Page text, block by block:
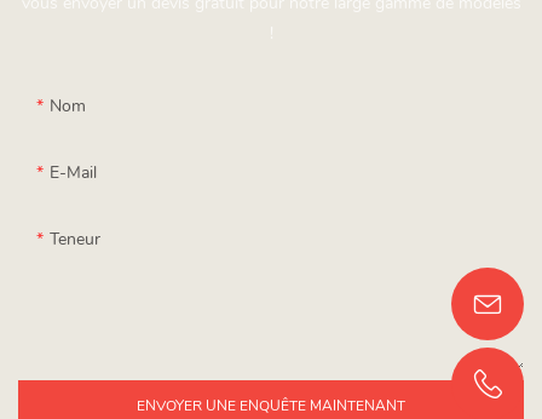
!
Nom
E-Mail
Teneur
ENVOYER UNE ENQUÊTE MAINTENANT